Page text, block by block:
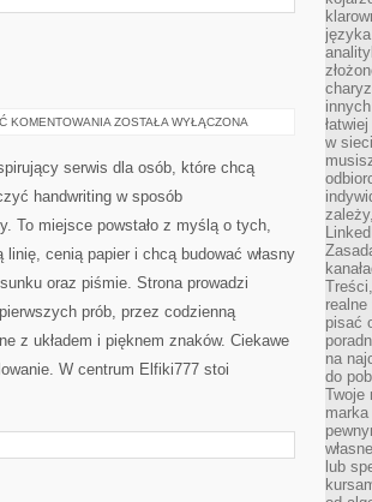
KOMENTOWANIA MATERIAŁY
ZOSTAŁA WYŁĄCZONA
serwis dla osób, które chcą
handwriting w sposób
To miejsce powstało z myślą o tych,
linię, cenią papier i chcą budować własny
oraz piśmie. Strona prowadzi
prób, przez codzienną
z układem i pięknem znaków. Ciekawe
W centrum Elfiki777 stoi
w
pisać
na
do
Twoje
lub